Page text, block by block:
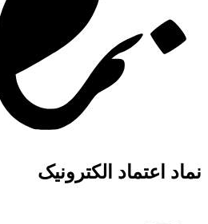
نماد اعتماد الکترونیک